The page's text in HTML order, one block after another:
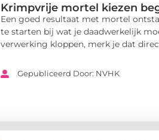
Krimpvrije mortel kiezen
Een goed resultaat met mortel
te starten bij wat je daadwerkelijk
verwerking kloppen, merk je dat
Gepubliceerd Door: NVHK